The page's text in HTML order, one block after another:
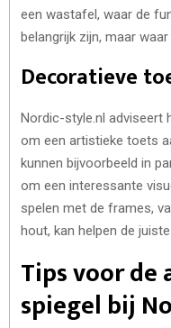
een wastafel, waar de
belangrijk zijn, maar
Decoratieve
Nordic-style.nl adviseert
om een artistieke toets
kunnen bijvoorbeeld in
om een interessante
spelen met de frames,
hout, kan helpen de
Tips voor de
spiegel bij